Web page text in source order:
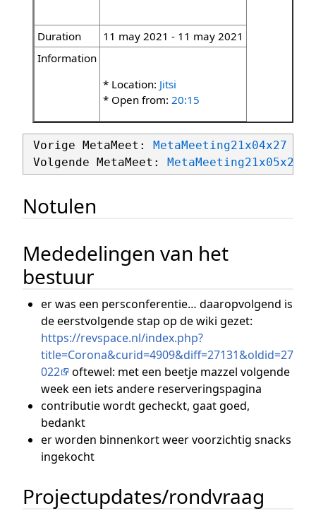
Duration
11 may 2021 - 11 may 2021
Information
* Location: Jitsi
* Open from: 20:15
Vorige MetaMeet:
MetaMeeting21x04x27
Volgende MetaMeet:
MetaMeeting21x05x25
Notulen
Mededelingen van het
bestuur
er was een persconferentie… daaropvolgend is
de eerstvolgende stap op de wiki gezet:
https://revspace.nl/index.php?
title=Corona&curid=4909&diff=27131&oldid=27
022
oftewel: met een beetje mazzel volgende
week een iets andere reserveringspagina
contributie wordt gecheckt, gaat goed,
bedankt
er worden binnenkort weer voorzichtig snacks
ingekocht
Projectupdates/rondvraag